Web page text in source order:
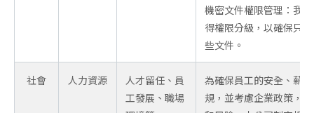
機密文件權限管理：我
得權限分級，以確保只
些文件。
社會 人力資源
人才留任、員
工發展、職場
為確保員工的安全、薪
規，並考慮企業政策，